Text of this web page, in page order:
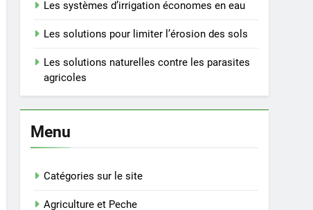
Les systèmes d’irrigation économes en eau
Les solutions pour limiter l’érosion des sols
Les solutions naturelles contre les parasites
agricoles
Menu
Catégories sur le site
Agriculture et Peche